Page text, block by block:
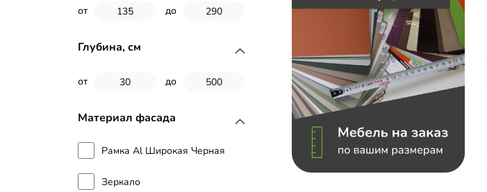
от до
Глубина, см
от до
Материал фасада
Рамка Al Широкая Черная
Зеркало